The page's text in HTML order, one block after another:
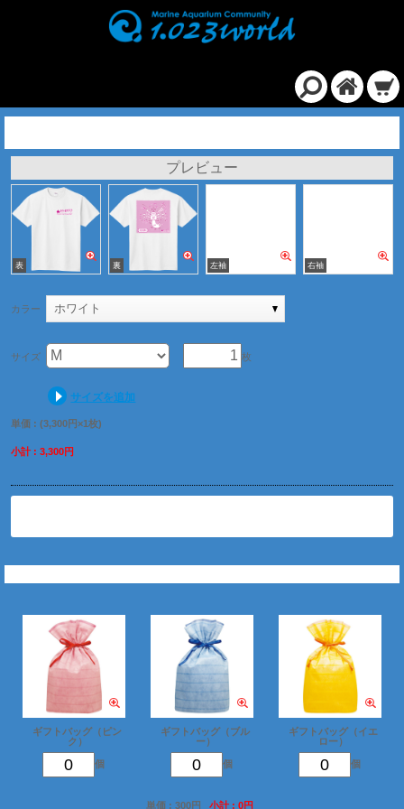
プレビュー
カラー ホワイト
枚
サイズ
サイズを追加
単価 : (3,300円×1枚)
小計 : 3,300円
ギフトバッグ（ピン
ク）
個
ギフトバッグ（ブル
ー）
個
ギフトバッグ（イエ
ロー）
個
単価 : 300円 小計 : 0円